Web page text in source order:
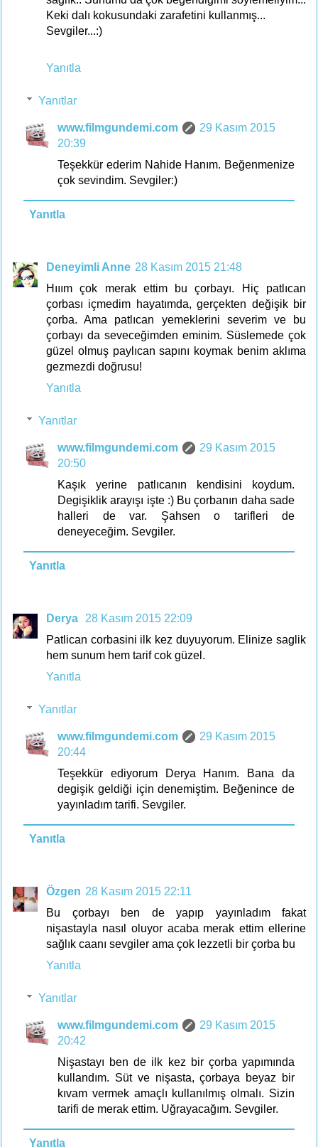
Keki dalı kokusundaki zarafetini kullanmış...
Sevgiler...:)
Yanıtla
Yanıtlar
www.filmgundemi.com
29 Kasım 2015
20:39
Teşekkür ederim Nahide Hanım. Beğenmenize
çok sevindim. Sevgiler:)
Yanıtla
Deneyimli Anne 28 Kasım 2015 21:48
Hııım çok merak ettim bu çorbayı. Hiç patlıcan
çorbası içmedim hayatımda, gerçekten değişik bir
çorba. Ama patlıcan yemeklerini severim ve bu
çorbayı da seveceğimden eminim. Süslemede çok
güzel olmuş paylıcan sapını koymak benim aklıma
gezmezdi doğrusu!
Yanıtla
Yanıtlar
www.filmgundemi.com
29 Kasım 2015
20:50
Kaşık yerine patlıcanın kendisini koydum.
Degişiklik arayışı işte :) Bu çorbanın daha sade
halleri de var. Şahsen o tarifleri de
deneyeceğim. Sevgiler.
Yanıtla
Derya
28 Kasım 2015 22:09
Patlican corbasini ilk kez duyuyorum. Elinize saglik
hem sunum hem tarif cok güzel.
Yanıtla
Yanıtlar
www.filmgundemi.com
29 Kasım 2015
20:44
Teşekkür ediyorum Derya Hanım. Bana da
degişik geldiği için denemiştim. Beğenince de
yayınladım tarifi. Sevgiler.
Yanıtla
Özgen 28 Kasım 2015 22:11
Bu çorbayı ben de yapıp yayınladım fakat
nişastayla nasıl oluyor acaba merak ettim ellerine
sağlık caanı sevgiler ama çok lezzetli bir çorba bu
Yanıtla
Yanıtlar
www.filmgundemi.com
29 Kasım 2015
20:42
Nişastayı ben de ilk kez bir çorba yapımında
kullandım. Süt ve nişasta, çorbaya beyaz bir
kıvam vermek amaçlı kullanılmış olmalı. Sizin
tarifi de merak ettim. Uğrayacağım. Sevgiler.
Yanıtla